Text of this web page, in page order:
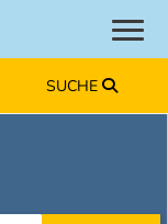
SUCHE